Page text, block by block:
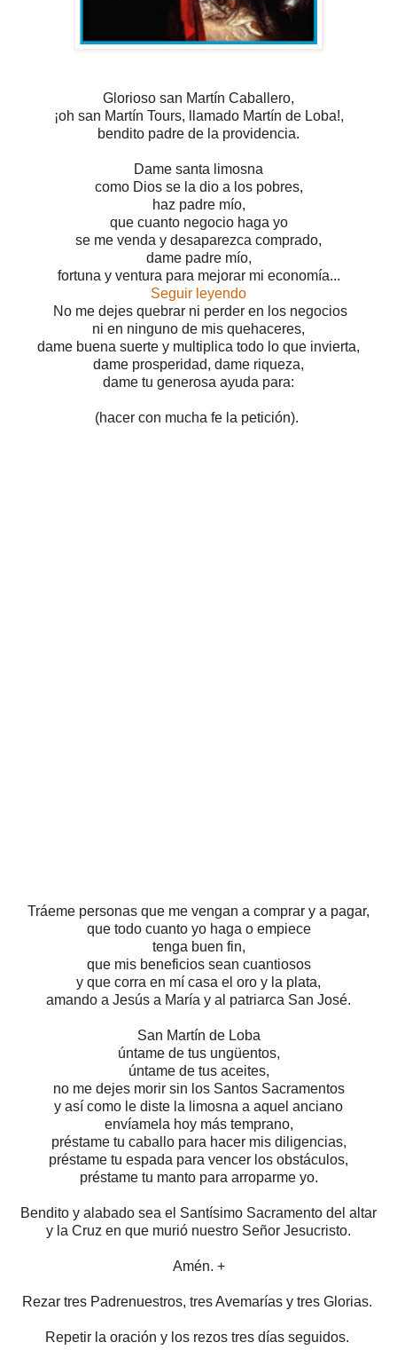
Glorioso san Martín Caballero,
¡oh san Martín Tours, llamado Martín de Loba!,
bendito padre de la providencia.
Dame santa limosna
como Dios se la dio a los pobres,
haz padre mío,
que cuanto negocio haga yo
se me venda y desaparezca comprado,
dame padre mío,
fortuna y ventura para mejorar mi economía...
Seguir leyendo
No me dejes quebrar ni perder en los negocios
ni en ninguno de mis quehaceres,
dame buena suerte y multiplica todo lo que invierta,
dame prosperidad, dame riqueza,
dame tu generosa ayuda para:
(hacer con mucha fe la petición).
Tráeme personas que me vengan a comprar y a pagar,
que todo cuanto yo haga o empiece
tenga buen fin,
que mis beneficios sean cuantiosos
y que corra en mí casa el oro y la plata,
amando a Jesús a María y al patriarca San José.
San Martín de Loba
úntame de tus ungüentos,
úntame de tus aceites,
no me dejes morir sin los Santos Sacramentos
y así como le diste la limosna a aquel anciano
envíamela hoy más temprano,
préstame tu caballo para hacer mis diligencias,
préstame tu espada para vencer los obstáculos,
préstame tu manto para arroparme yo.
Bendito y alabado sea el Santísimo Sacramento del altar
y la Cruz en que murió nuestro Señor Jesucristo.
Amén. +
Rezar tres Padrenuestros, tres Avemarías y tres Glorias.
Repetir la oración y los rezos tres días seguidos.